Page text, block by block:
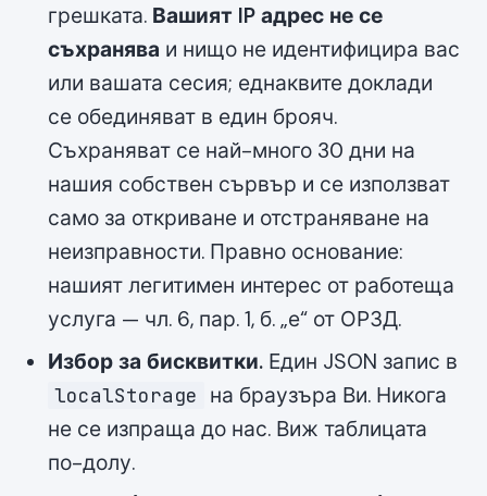
грешката. Вашият IP адрес не се
съхранява и нищо не идентифицира вас
или вашата сесия; еднаквите доклади
се обединяват в един брояч.
Съхраняват се най-много 30 дни на
нашия собствен сървър и се използват
само за откриване и отстраняване на
неизправности. Правно основание:
нашият легитимен интерес от работеща
услуга — чл. 6, пар. 1, б. „е“ от ОРЗД.
Избор за бисквитки. Един JSON запис в
localStorage
на браузъра Ви. Никога
не се изпраща до нас. Виж таблицата
по-долу.